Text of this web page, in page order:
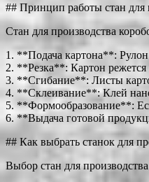
## Принцип работы стан для
Стан для производства
1. **Подача картона**: Рулон
2. **Резка**: Картон
3. **Сгибание**: Листы
4. **Склеивание**: Клей
5. **Формообразование**:
6. **Выдача готовой
## Как выбрать станок для
Выбор стан для